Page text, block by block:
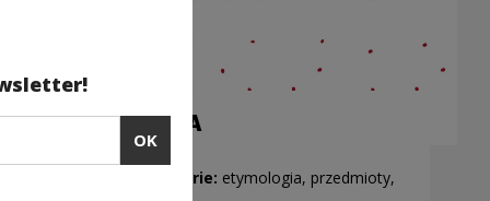
SZAFA
Kategorie: etymologia, przedmioty,
OK